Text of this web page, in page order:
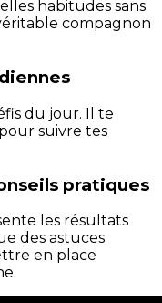
habitudes sans
compagnon
du jour. Il te
suivre tes
pratiques
les résultats
des astuces
en place